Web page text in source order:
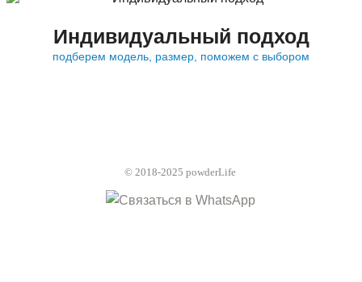
Индивидуальный подход
подберем модель, размер, поможем с выбором
© 2018-2025 powderLife